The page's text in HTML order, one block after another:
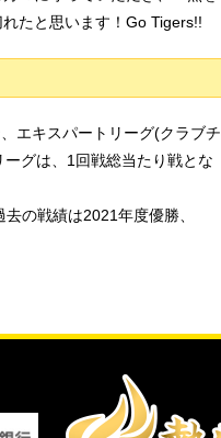
たと思います！Go Tigers!!
エキスパートリーグ(クラブチ
グは、1回戦総当たり戦とな
の戦績は2021年度優勝、